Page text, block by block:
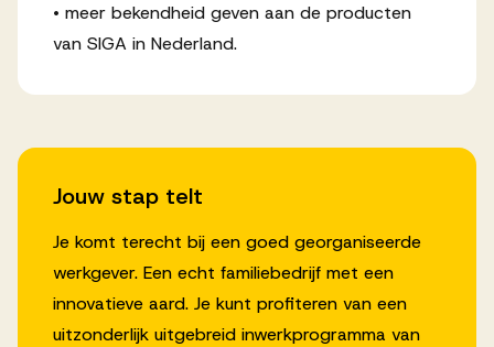
• meer bekendheid geven aan de producten
van SIGA in Nederland.
Jouw stap telt
Je komt terecht bij een goed georganiseerde
werkgever. Een echt familiebedrijf met een
innovatieve aard. Je kunt profiteren van een
uitzonderlijk uitgebreid inwerkprogramma van